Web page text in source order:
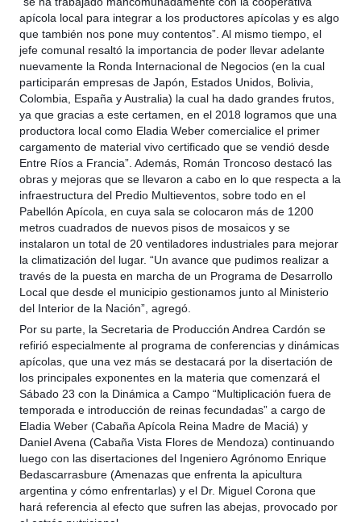
apícola local para integrar a los productores apícolas y es algo
que también nos pone muy contentos”. Al mismo tiempo, el
jefe comunal resaltó la importancia de poder llevar adelante
nuevamente la Ronda Internacional de Negocios (en la cual
participarán empresas de Japón, Estados Unidos, Bolivia,
Colombia, España y Australia) la cual ha dado grandes frutos,
ya que gracias a este certamen, en el 2018 logramos que una
productora local como Eladia Weber comercialice el primer
cargamento de material vivo certificado que se vendió desde
Entre Ríos a Francia”. Además, Román Troncoso destacó las
obras y mejoras que se llevaron a cabo en lo que respecta a la
infraestructura del Predio Multieventos, sobre todo en el
Pabellón Apícola, en cuya sala se colocaron más de 1200
metros cuadrados de nuevos pisos de mosaicos y se
instalaron un total de 20 ventiladores industriales para mejorar
la climatización del lugar. “Un avance que pudimos realizar a
través de la puesta en marcha de un Programa de Desarrollo
Local que desde el municipio gestionamos junto al Ministerio
del Interior de la Nación”, agregó.
Por su parte, la Secretaria de Producción Andrea Cardón se
refirió especialmente al programa de conferencias y dinámicas
apícolas, que una vez más se destacará por la disertación de
los principales exponentes en la materia que comenzará el
Sábado 23 con la Dinámica a Campo “Multiplicación fuera de
temporada e introducción de reinas fecundadas” a cargo de
Eladia Weber (Cabaña Apícola Reina Madre de Maciá) y
Daniel Avena (Cabaña Vista Flores de Mendoza) continuando
luego con las disertaciones del Ingeniero Agrónomo Enrique
Bedascarrasbure (Amenazas que enfrenta la apicultura
argentina y cómo enfrentarlas) y el Dr. Miguel Corona que
hará referencia al efecto que sufren las abejas, provocado por